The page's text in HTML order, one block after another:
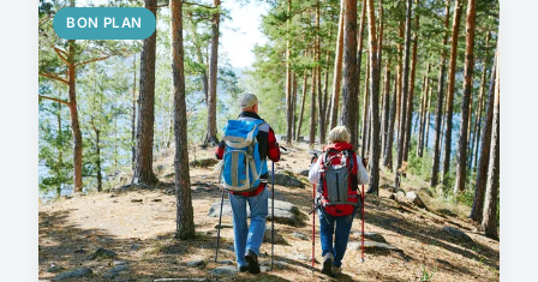
BON PLAN